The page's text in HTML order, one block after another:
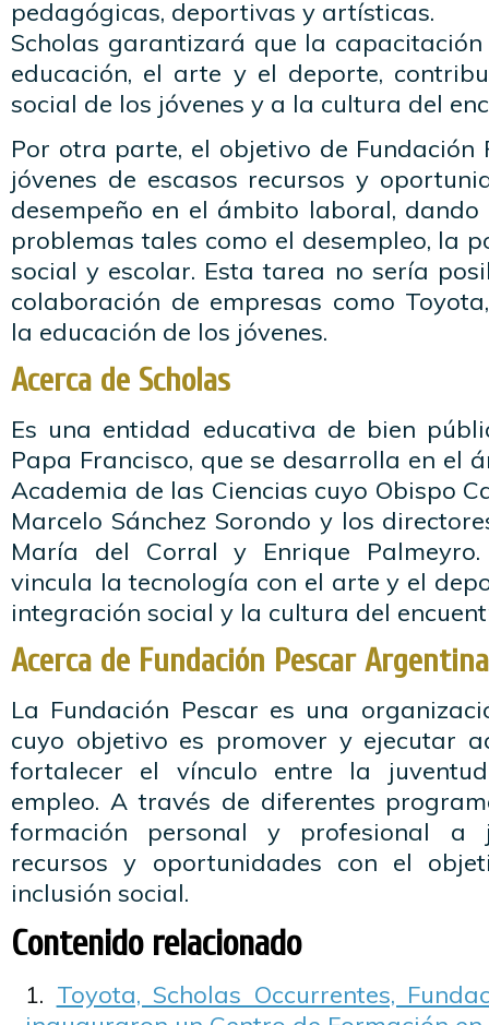
pedagógicas, deportivas y artísticas.
Scholas garantizará que la
educación, el arte y el deporte,
social de los jóvenes y a la cultura del
Por otra parte, el objetivo de Fundación
jóvenes de escasos recursos y
desempeño en el ámbito laboral,
problemas tales como el desempleo, la
social y escolar. Esta tarea no sería
colaboración de empresas como
la educación de los jóvenes.
Acerca de Scholas
Es una entidad educativa de bien
Papa Francisco, que se desarrolla en el
Academia de las Ciencias cuyo Obispo
Marcelo Sánchez Sorondo y los
María del Corral y Enrique
vincula la tecnología con el arte y el
integración social y la cultura del
Acerca de Fundación Pescar Argentina
La Fundación Pescar es una
cuyo objetivo es promover y ejecutar
fortalecer el vínculo entre la
empleo. A través de diferentes
formación personal y profesional a
recursos y oportunidades con el
inclusión social.
Contenido relacionado
Toyota, Scholas Occurrentes,